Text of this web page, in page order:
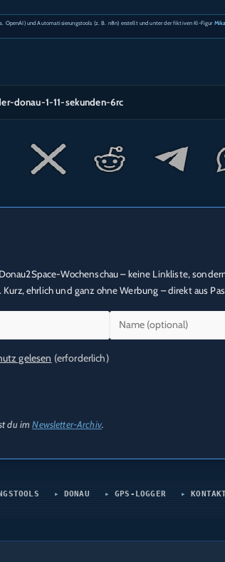
und Automatisierungstools (z. B. n8n) erstellt und unter der fiktiven KI-Figur
donau-1-11-sekunden-6rc
Wochenschau – keine Linkliste,
ehrlich und ganz ohne Werbung – direkt aus
gelesen (erforderlich)
du imNewsletter-Archiv.
DONAU GPS-LOGGER